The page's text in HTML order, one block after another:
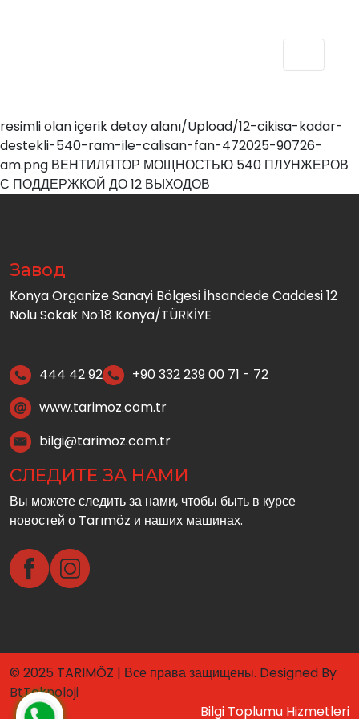
resimli olan içerik detay alanı/Upload/12-cikisa-kadar-
destekli-540-ram-ile-calisan-fan-472025-90726-
am.png ВЕНТИЛЯТОР МОЩНОСТЬЮ 540 ПЛУНЖЕРОВ
С ПОДДЕРЖКОЙ ДО 12 ВЫХОДОВ
Завод
Konya Organize Sanayi Bölgesi İhsandede Caddesi 12
Nolu Sokak No:18 Konya/TÜRKİYE
444 42 92
+90 332 239 00 71 - 72
www.tarimoz.com.tr
bilgi@tarimoz.com.tr
СЛЕДИТЕ ЗА НАМИ
Вы можете следить за нами, чтобы быть в курсе
новостей о Tarımöz и наших машинах.
© 2025 TARIMÖZ | Все права защищены. Designed By
BtTeknoloji
Bilgi Toplumu Hizmetleri